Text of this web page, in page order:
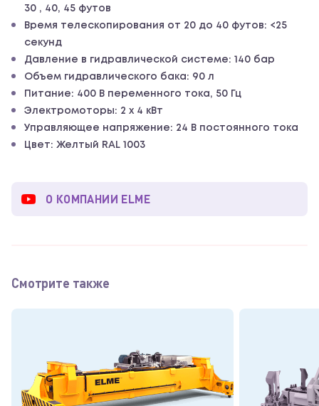
30 , 40, 45 футов
Время телескопирования от 20 до 40 футов: <25
секунд
Давление в гидравлической системе: 140 бар
Объем гидравлического бака: 90 л
Питание: 400 В переменного тока, 50 Гц
Электромоторы: 2 х 4 кВт
Управляющее напряжение: 24 В постоянного тока
Цвет: Желтый RAL 1003
О КОМПАНИИ ELME
Смотрите также